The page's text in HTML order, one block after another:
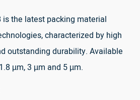
is the latest packing material
characterized by high
outstanding durability. Available
µm, 3 µm and 5 µm.